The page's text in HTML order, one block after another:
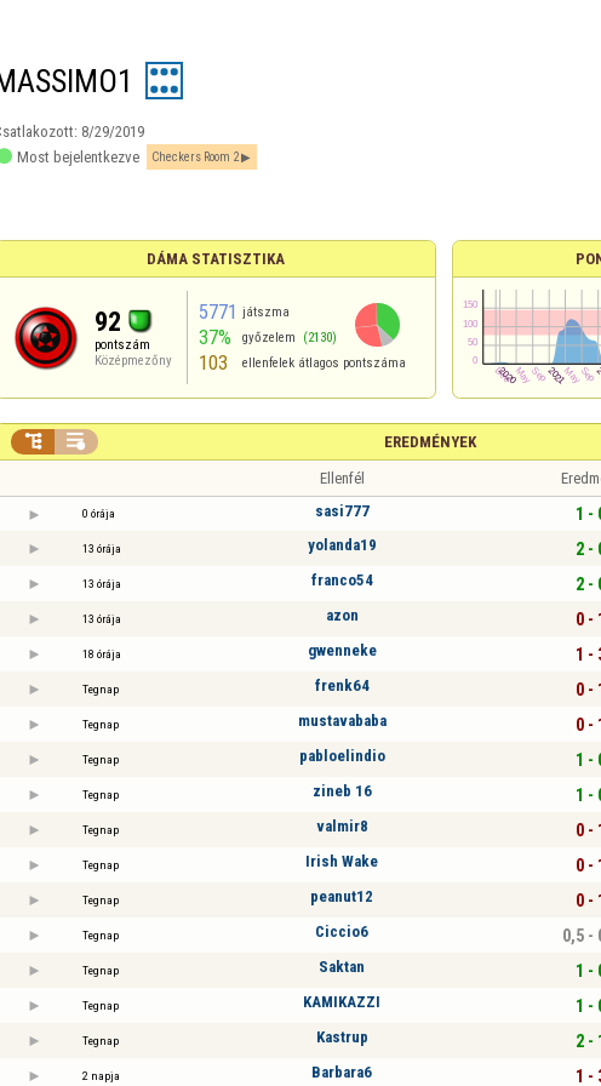
8/29/2019
Most bejelentkezve Checkers Room 2
DÁMA STATISZTIKA
92
pontszám
Középmezőny
5771 játszma
37% győzelem (2130)
103 ellenfelek átlagos pontszáma
EREDMÉNYEK
 
Ellenfél
0 órája sasi777 1 -
13 órája yolanda19 2 -
13 órája franco54 2 -
13 órája azon 0 -
18 órája gwenneke 1 -
Tegnap frenk64 0 -
Tegnap mustavababa 0 -
Tegnap pabloelindio 1 -
Tegnap zineb 16 1 -
Tegnap valmir8 0 -
Tegnap Irish Wake 0 -
Tegnap peanut12 0 -
Tegnap Ciccio6 0,5 -
Tegnap Saktan 1 -
Tegnap KAMIKAZZI 1 -
Tegnap Kastrup 2 -
2 napja Barbara6 1 -